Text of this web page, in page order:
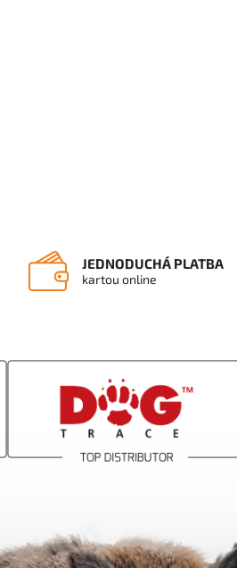
JEDNODUCHÁ PLATBA
kartou online